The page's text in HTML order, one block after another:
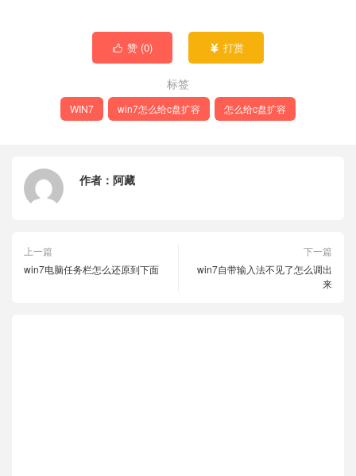
 赞 (0)  打赏
标签
WIN7 win7怎么给c盘扩容 怎么给c盘扩容
作者： 阿藏
上一篇
win7电脑任务栏怎么还原到下面
下一篇
win7自带输入法不见了怎么调出
来